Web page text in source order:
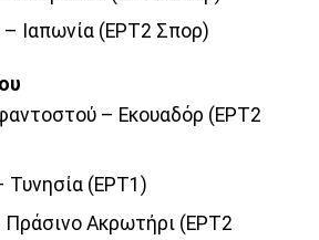
– Ιαπωνία (ΕΡΤ2 Σπορ)
– Εκουαδόρ (ΕΡΤ2
Τυνησία (ΕΡΤ1)
Πράσινο Ακρωτήρι (ΕΡΤ2